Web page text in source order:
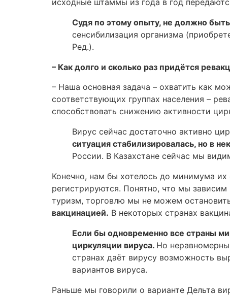
исходные штаммы из года в год
Судя по этому опыту, не должно
сенсибилизация организма
Ред.).
– Как долго и сколько раз придётся
– Наша основная задача – охватить как
соответствующих группах населения –
способствовать снижению активности
Вирус сейчас достаточно активно
ситуация стабилизировалась, но в
России. В Казахстане сейчас мы
Конечно, нам бы хотелось до минимума их
регистрируются. Понятно, что мы
туризм, торговлю мы не можем
вакцинацией. В некоторых странах
Если бы одновременно все страны
циркуляции вируса. Но
странах даёт вирусу возможность
вариантов вируса.
Раньше мы говорили о варианте Дельта